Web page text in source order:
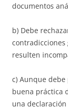
documentos
b) Debe
contradicciones
resulten
c) Aunque
buena práctica
una